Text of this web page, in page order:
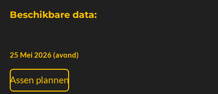
Beschikbare data:
25 Mei 2026 (avond)
Assen plannen